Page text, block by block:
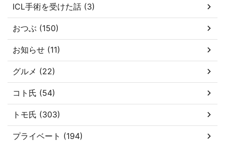
ICL手術を受けた話 (3)
おつぶ (150)
お知らせ (11)
グルメ (22)
コト氏 (54)
トモ氏 (303)
プライベート (194)